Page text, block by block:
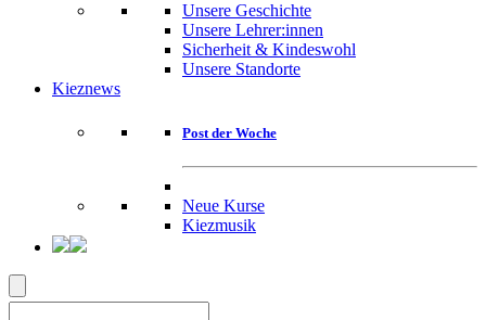
Unsere Geschichte
Unsere Lehrer:innen
Sicherheit & Kindeswohl
Unsere Standorte
Kieznews
Post der Woche
Neue Kurse
Kiezmusik